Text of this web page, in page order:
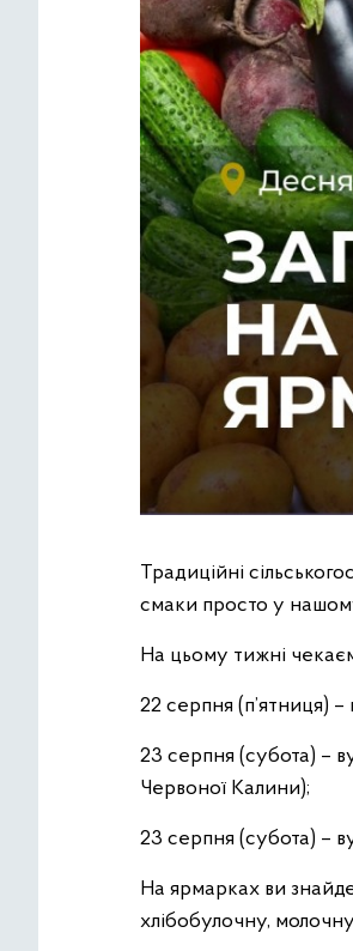
Традиційні
смаки просто у
На цьому тижні
22 серпня (п’ятниця)
23 серпня (субота) –
Червоної Калини);
23 серпня (субота) –
На ярмарках ви
хлібобулочну,